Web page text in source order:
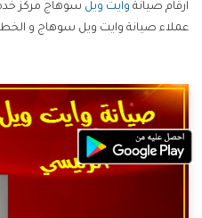
ارقام صيانة وايت ويل سوهاج مركز
عملاء صيانة وايت ويل سوهاج و